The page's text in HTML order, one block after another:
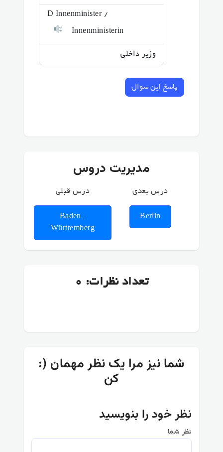
D Innenminister /
Innenministerin
وزیر داخلی
پاسخ این سوال
مدیریت دروس
درس قبلی
Baden-
Württemberg
درس بعدی
Berlin
تعداد نظرات: 0
:) شما نیز مرا یک نظر مهمان
کن
نظر خود را بنویسید
نظر شما